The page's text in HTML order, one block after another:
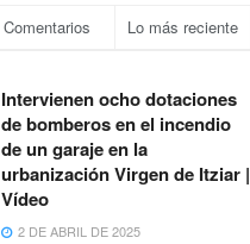
Comentarios Lo más reciente
Intervienen ocho dotaciones
de bomberos en el incendio
de un garaje en la
urbanización Virgen de Itziar |
Vídeo
2 DE ABRIL DE 2025